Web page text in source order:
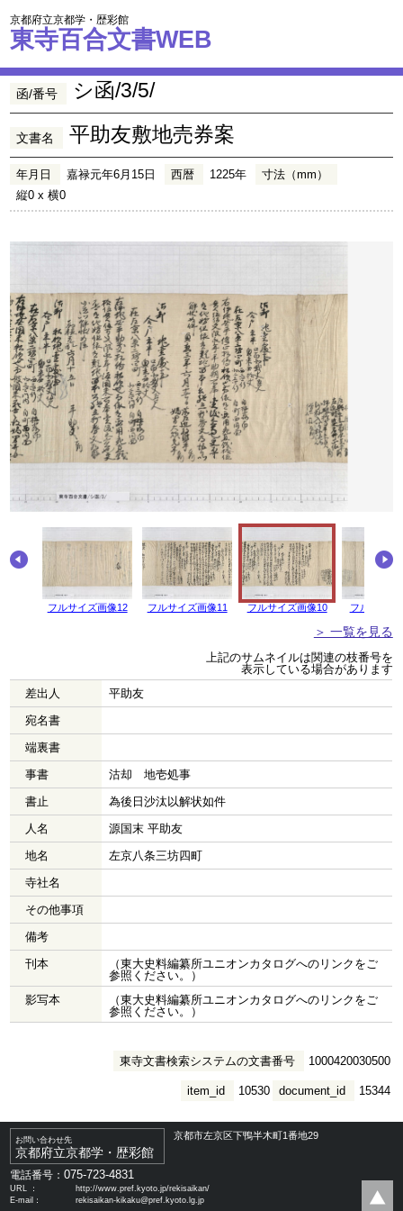
京都府立京都学・歴彩館
東寺百合文書WEB
函/番号 シ函/3/5/
文書名 平助友敷地売券案
年月日 嘉禄元年6月15日 西暦 1225年
寸法（mm）
縦0 x 横0
フルサイズ画像12 フルサイズ画像11 フルサイズ画像10 フルサイズ
＞ 一覧を見る
上記のサムネイルは関連の枝番号を
表示している場合があります
差出人
平助友
宛名書
端裏書
事書
沽却 地壱処事
書止
為後日沙汰以解状如件
人名
源国末 平助友
地名
左京八条三坊四町
寺社名
その他事項
備考
刊本
（東大史料編纂所ユニオンカタログへのリンクをご
参照ください。）
影写本
（東大史料編纂所ユニオンカタログへのリンクをご
参照ください。）
東寺文書検索システムの文書番号 1000420030500
document_id 15344
item_id 10530
お問い合わせ先
京都府立京都学・歴彩館
京都市左京区下鴨半木町1番地29
電話番号：075-723-4831
URL ：
http://www.pref.kyoto.jp/rekisaikan/
E-mail：
rekisaikan-kikaku@pref.kyoto.lg.jp